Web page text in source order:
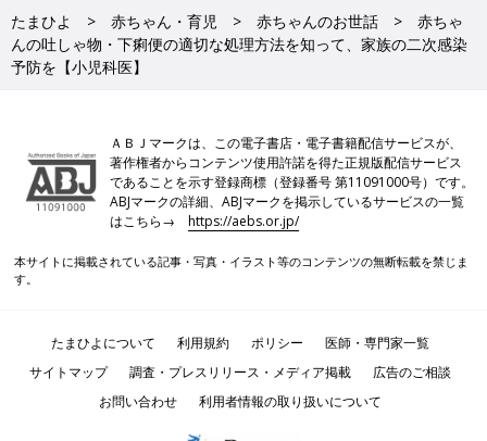
たまひよ 赤ちゃん・育児 赤ちゃんのお世話
赤ちゃ
んの吐しゃ物・下痢便の適切な処理方法を知って、家族の二次感染
予防を【小児科医】
ＡＢＪマークは、この電子書店・電子書籍配信サービスが、
著作権者からコンテンツ使用許諾を得た正規版配信サービス
であることを示す登録商標（登録番号 第11091000号）です。
ABJマークの詳細、ABJマークを掲示しているサービスの一覧
はこちら→https://aebs.or.jp/
本サイトに掲載されている記事・写真・イラスト等のコンテンツの無断転載を禁じま
す。
たまひよについて 利用規約 ポリシー
医師・専門家一覧
サイトマップ
調査・プレスリリース・メディア掲載
広告のご相談
お問い合わせ
利用者情報の取り扱いについて